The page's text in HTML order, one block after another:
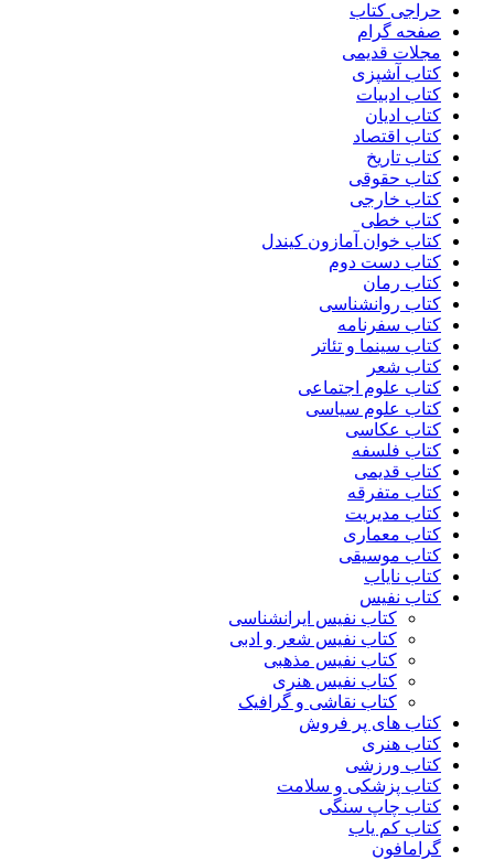
حراجی کتاب
صفحه گرام
مجلات قدیمی
کتاب آشپزی
کتاب ادبیات
کتاب ادیان
کتاب اقتصاد
کتاب تاریخ
کتاب حقوقی
کتاب خارجی
کتاب خطی
کتاب خوان آمازون کیندل
کتاب دست دوم
کتاب رمان
کتاب روانشناسی
کتاب سفرنامه
کتاب سینما و تئاتر
کتاب شعر
کتاب علوم اجتماعی
کتاب علوم سیاسی
کتاب عکاسی
کتاب فلسفه
کتاب قدیمی
کتاب متفرقه
کتاب مدیریت
کتاب معماری
کتاب موسیقی
کتاب نایاب
کتاب نفیس
کتاب نفیس ایرانشناسی
کتاب نفیس شعر و ادبی
کتاب نفیس مذهبی
کتاب نفیس هنری
کتاب نقاشی و گرافیک
کتاب های پر فروش
کتاب هنری
کتاب ورزشی
کتاب پزشکی و سلامت
کتاب چاپ سنگی
کتاب کم یاب
گرامافون